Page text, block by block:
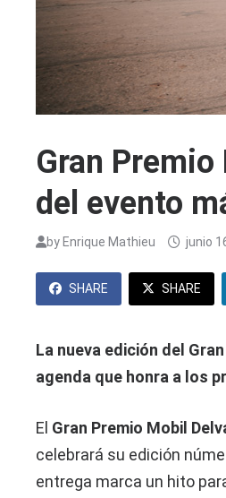
Gran
del evento
by Enrique Mathieu junio
SHARE SHARE
La nueva edición del
agenda que honra a los
El Gran Premio Mobil
celebrará su edición
entrega marca un hito